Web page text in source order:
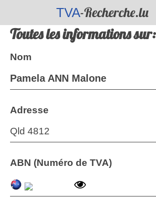
TVA-Recherche.lu
Toutes les informations sur:
Nom
Pamela ANN Malone
Adresse
Qld 4812
ABN (Numéro de TVA)